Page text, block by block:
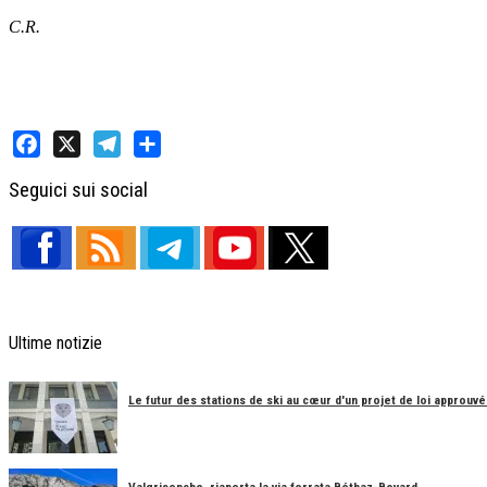
C.R.
Seguici sui social
Ultime notizie
Le futur des stations de ski au cœur d'un projet de loi approuvé